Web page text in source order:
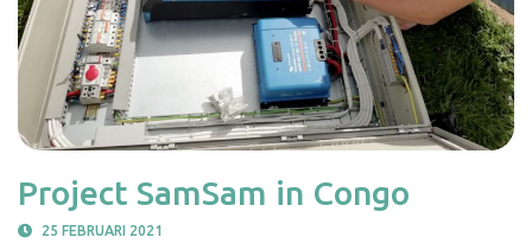
Project SamSam in Congo
25 FEBRUARI 2021